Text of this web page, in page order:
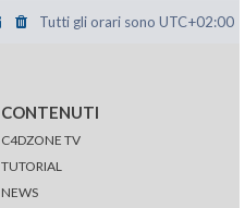
Tutti gli orari sono UTC+02:00
CONTENUTI
C4DZONE TV
TUTORIAL
NEWS